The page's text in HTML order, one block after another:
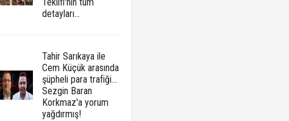
detayları...
Tahir Sarıkaya ile
Cem Küçük arasında
şüpheli para trafiği...
Sezgin Baran
Korkmaz'a yorum
yağdırmış!